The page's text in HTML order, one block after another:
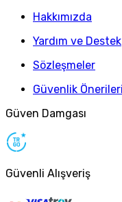
Hakkımızda
Yardım ve Destek
Sözleşmeler
Güvenlik Önerileri
Güven Damgası
Güvenli Alışveriş